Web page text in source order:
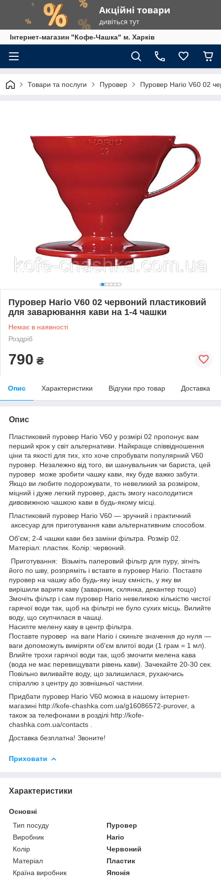
Інтернет-магазин "Кофе-Чашка" м. Харків
Товари та послуги Пуровер Пуровер Hario V60 02
Пуровер Hario V60 02 червоний пластиковий
для заварювання кави на 1-4 чашки
Немає в наявності
Роздріб
790 ₴
Опис Характеристики Відгуки про товар Доставка
Опис
Пластиковий пуровер Hario V60 у розмірі 02 пропонує вам
перший крок у світ альтернативи. Найкраще співвідношення
ціни та якості для тих, хто хоче спробувати популярний V60
пуровер. Незалежно від того, ви шанувальник чи бариста, цей
пуровер може зробити чашку кави, яку буде важко забути.
Якщо ви любите подорожувати, то невеликий за розміром,
міцний і дуже легкий пуровер, дасть змогу насолодитися
дивовижною чашкою кави в будь-якому місці.
Пластиковий пуровер Hario V60 — зручний і практичний
аксесуар для приготування кави альтернативним способом.
Об'єм; 2-4 чашки кави без заміни фільтра. Розмір 02.
Матеріал: пластик. Колір: червоний.
Приготування: Візьміть паперовий фільтр для пуру, зігніть
його по шву, розпряміть і вставте в пуровер Hario. Поставте
пуровер на чашку або будь-яку іншу ємність, у яку ви
вирішили варити каву (заварник, склянка, декантер тощо)
Змочіть фільтр і сам пуровер Hario невеликою кількістю чистої
гарячої води так, щоб на фільтрі не було сухих місць. Вилийте
воду, що скупчилася в чашці.
Насипте мелену каву в центр фільтра.
Поставте пуровер на ваги Hario і скиньте значення до нуля —
ваги допоможуть виміряти об'єм влитої води (1 грам = 1 мл).
Влийте трохи гарячої води так, щоб змочити мелена кава
(вода не має перевищувати рівень кави). Зачекайте 20-30 сек.
Повільно виливайте воду, що залишилася, рухаючись
спіраллю з центру до зовнішньої частини.
Придбати пуровер Hario V60 можна в нашому інтернет-
магазині http://kofe-chashka.com.ua/g16086572-purover, а
також за телефонами в розділі http://kofe-
chashka.com.ua/contacts .
Доставка безплатна! Звоните!
Приховати
Характеристики
Основні
Тип посуду
Пуровер
Виробник
Hario
Колір
Червоний
Матеріал
Пластик
Країна виробник
Японія